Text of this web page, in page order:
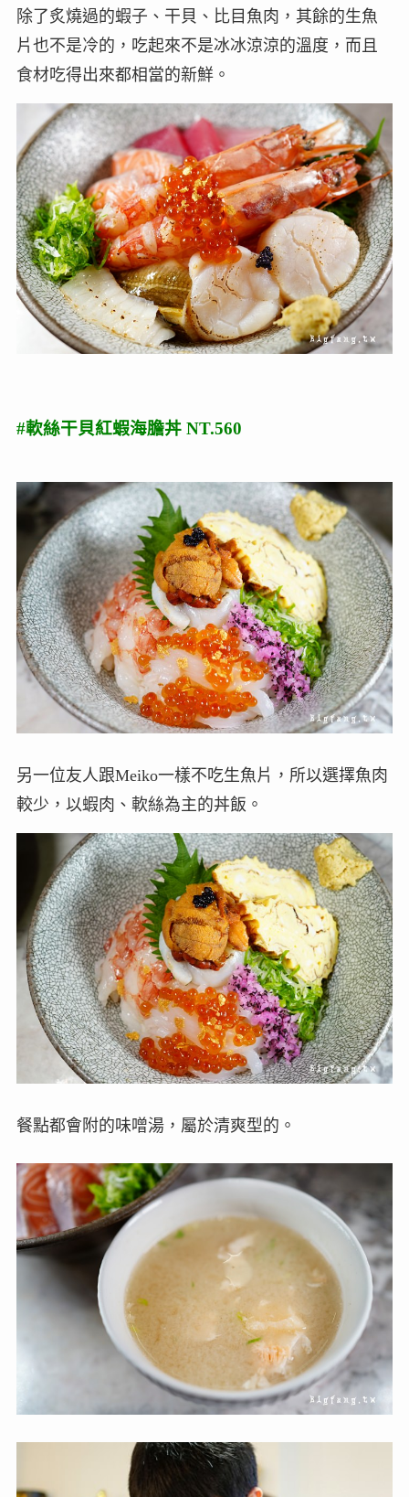
除了炙燒過的蝦子、干貝、比目魚肉，其餘的生魚
片也不是冷的，吃起來不是冰冰涼涼的溫度，而且
食材吃得出來都相當的新鮮。
#軟絲干貝紅蝦海膽丼 NT.560
另一位友人跟Meiko一樣不吃生魚片，所以選擇魚肉
較少，以蝦肉、軟絲為主的丼飯。
餐點都會附的味噌湯，屬於清爽型的。